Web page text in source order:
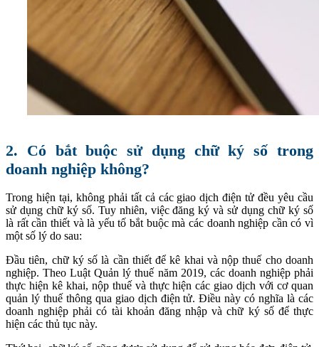
2. Có bắt buộc sử dụng chữ ký số trong
doanh nghiệp không?
Trong hiện tại, không phải tất cả các giao dịch điện tử đều yêu cầu
sử dụng chữ ký số. Tuy nhiên, việc đăng ký và sử dụng chữ ký số
là rất cần thiết và là yếu tố bắt buộc mà các doanh nghiệp cần có vì
một số lý do sau:
Đầu tiên, chữ ký số là cần thiết để kê khai và nộp thuế cho doanh
nghiệp. Theo Luật Quản lý thuế năm 2019, các doanh nghiệp phải
thực hiện kê khai, nộp thuế và thực hiện các giao dịch với cơ quan
quản lý thuế thông qua giao dịch điện tử. Điều này có nghĩa là các
doanh nghiệp phải có tài khoản đăng nhập và chữ ký số để thực
hiện các thủ tục này.